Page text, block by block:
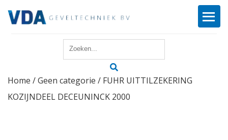
Reparatie
Home /Geen categorie / FUHR UITTILZEKERING
KOZIJNDEEL DECEUNINCK 2000